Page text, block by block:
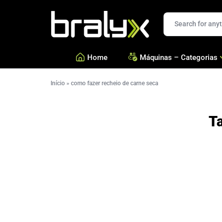
Home Máquinas – Categorias
Esfihas, Pastéis e Massa
Início » como fazer recheio de carne seca